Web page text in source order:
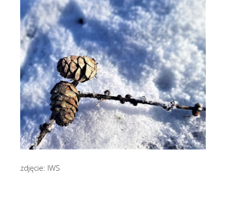
zdjęcie: IWS